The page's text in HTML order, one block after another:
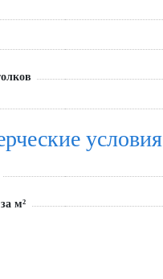
условия
м²